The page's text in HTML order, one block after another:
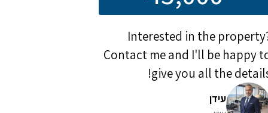
Interested in the
Contact me and I'll be happy
give you all the
עידן